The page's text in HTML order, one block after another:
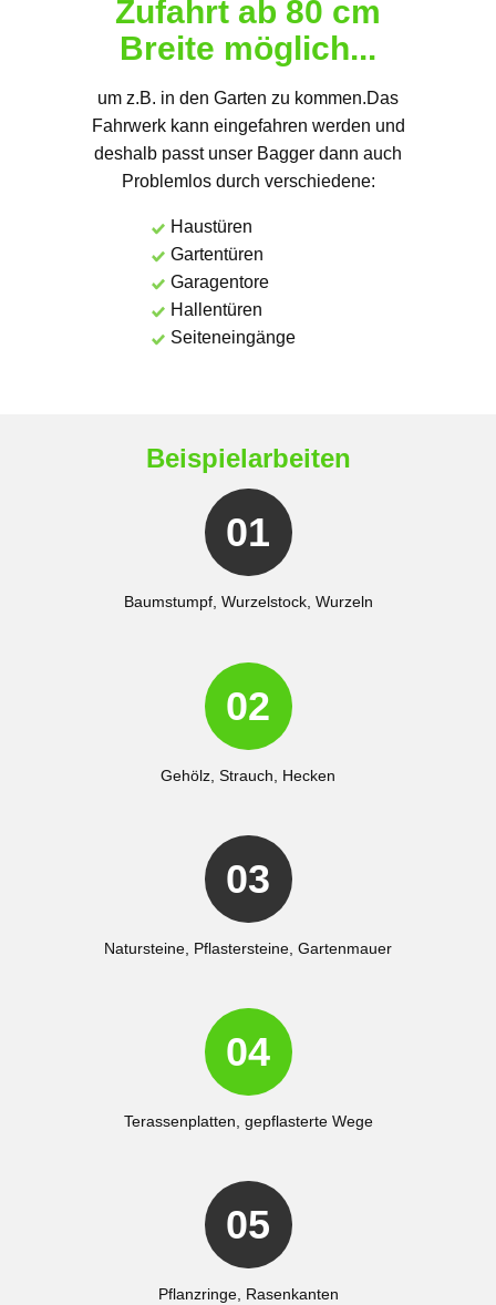
Zufahrt ab 80 cm
Breite möglich...
um z.B. in den Garten zu kommen.Das
Fahrwerk kann eingefahren werden und
deshalb passt unser Bagger dann auch
Problemlos durch verschiedene:
Haustüren
Gartentüren
Garagentore
Hallentüren
Seiteneingänge
Beispielarbeiten
01
Baumstumpf, Wurzelstock, Wurzeln
02
Gehölz, Strauch, Hecken
03
Natursteine, Pflastersteine, Gartenmauer
04
Terassenplatten, gepflasterte Wege
05
Pflanzringe, Rasenkanten